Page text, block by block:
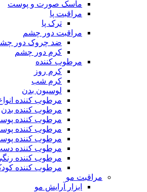
ماسک صورت و پوست
مراقبت پا
مراقبت دور چشم
ضد چروک دور چشم
کرم دور چشم
مرطوب کننده
لوسیون بدن
مرطوب کننده انواع پوست
مرطوب کننده بدن
مرطوب کننده پوست چرب
مرطوب کننده پوست حساس
مرطوب کننده پوست خشک
مرطوب کننده دست
مرطوب کننده رنگی
مرطوب کننده کودک
مراقبت مو
ابزار آرایش مو